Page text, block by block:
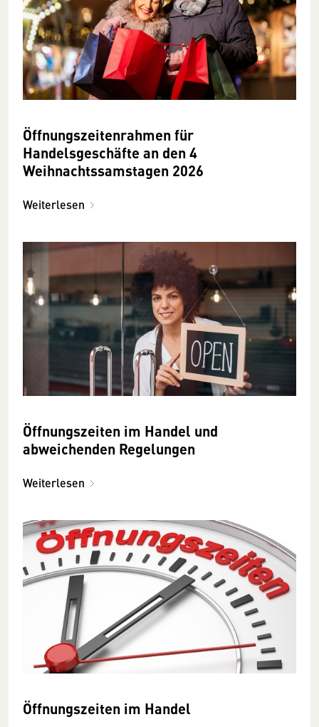
Öffnungszeitenrahmen für
Handelsgeschäfte an den 4
Weihnachtssamstagen 2026
Weiterlesen
Öffnungszeiten im Handel und
abweichenden Regelungen
Weiterlesen
Öffnungszeiten im Handel